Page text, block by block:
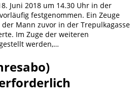
Juni 2018 um 14.30 Uhr in der
festgenommen. Ein Zeuge
Mann zuvor in der Trepulkagasse
Im Zuge der weiteren
werden,…